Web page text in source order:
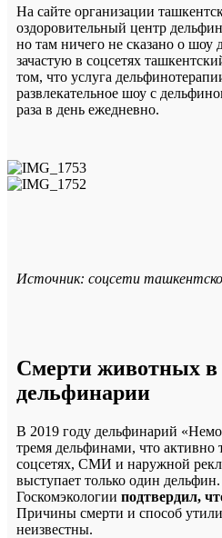
На сайте организации
оздоровительный центр
но там ничего не сказано о
зачастую в соцсетях
том, что услуга
развлекательное шоу с
раза в день ежедневно.
Источник: соцсети
Смерти животных
дельфинарии
В 2019 году дельфинарий
тремя дельфинами, что активно
соцсетях, СМИ и наружной
выступает только один
Госкомэкологии подтвердил,
Причины смерти и способ
неизвестны.